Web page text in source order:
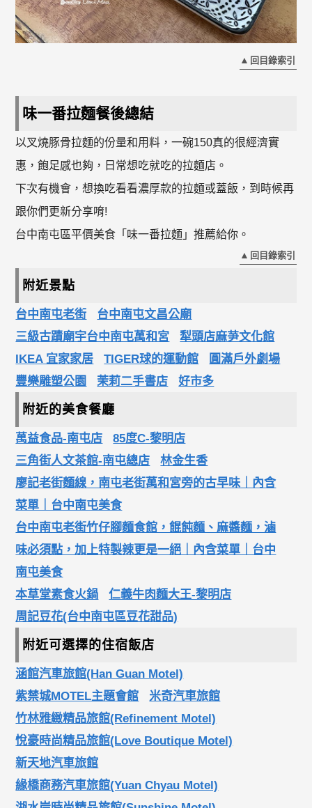
回目錄索引
味一番拉麵餐後總結
以叉燒豚骨拉麵的份量和用料，一碗150真的很經濟實
惠，飽足感也夠，日常想吃就吃的拉麵店。
下次有機會，想換吃看看濃厚款的拉麵或蓋飯，到時候再
跟你們更新分享唷!
台中南屯區平價美食「味一番拉麵」推薦給你。
回目錄索引
附近景點
台中南屯老街
台中南屯文昌公廟
三級古蹟廟宇台中南屯萬和宮
犁頭店麻芛文化館
IKEA 宜家家居
TIGER球的運動館
圓滿戶外劇場
豐樂雕塑公園
茉莉二手書店 好市多
附近的美食餐廳
萬益食品-南屯店
85度C-黎明店
三角街人文茶館-南屯總店
林金生香
廖記老街麵線，南屯老街萬和宮旁的古早味｜內含
菜單｜台中南屯美食
台中南屯老街竹仔腳麵食館，餛飩麵、麻醬麵，滷
味必須點，加上特製辣更是一絕｜內含菜單｜台中
南屯美食
本草堂素食火鍋
仁義牛肉麵大王-黎明店
周記豆花(台中南屯區豆花甜品)
附近可選擇的住宿飯店
涵館汽車旅館(Han Guan Motel)
紫禁城MOTEL主題會館
米奇汽車旅館
竹林雅緻精品旅館(Refinement Motel)
悅豪時尚精品旅館(Love Boutique Motel)
新天地汽車旅館
緣橋商務汽車旅館(Yuan Chyau Motel)